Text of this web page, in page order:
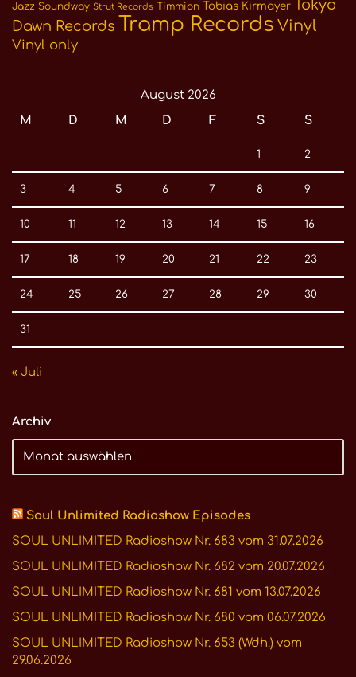
Jazz Soundway Strut Records Timmion Tobias Kirmayer Tokyo
Dawn Records Tramp Records Vinyl
Vinyl only
August 2026
M
D M D F S S
1 2
3 4 5 6 7 8 9
10 11 12 13 14 15 16
17 18 19 20 21 22 23
24 25 26 27 28 29 30
31
« Juli
Archiv
Soul Unlimited Radioshow Episodes
SOUL UNLIMITED Radioshow Nr. 683 vom 31.07.2026
SOUL UNLIMITED Radioshow Nr. 682 vom 20.07.2026
SOUL UNLIMITED Radioshow Nr. 681 vom 13.07.2026
SOUL UNLIMITED Radioshow Nr. 680 vom 06.07.2026
SOUL UNLIMITED Radioshow Nr. 653 (Wdh.) vom
29.06.2026